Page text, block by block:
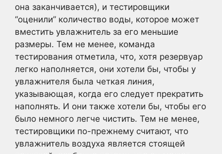
она заканчивается), и тестировщики
“оценили” количество воды, которое может
вместить увлажнитель за его меньшие
размеры. Тем не менее, команда
тестирования отметила, что, хотя резервуар
легко наполняется, они хотели бы, чтобы у
увлажнителя была четкая линия,
указывающая, когда его следует прекратить
наполнять. И они также хотели бы, чтобы его
было немного легче чистить. Тем не менее,
тестировщики по-прежнему считают, что
увлажнитель воздуха является стоящей